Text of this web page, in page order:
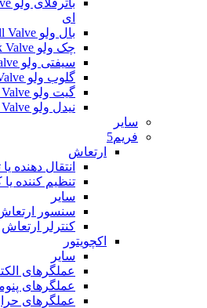
ای
بال ولو Ball Valve یا شیر توپی
چک ولو Check Valve یا شیر یک طرفه
سیفتی ولو Safety Valve یا شیر اطمینان
گلوب ولو Globe Valve یا شیر کروی
گیت ولو Gate Valve یا شیر دروازه ای
نیدل ولو Needle Valve یا شیر سوزنی
سایر
فریم5
ارتعاش
انتقال دهنده
تنظیم کننده یا
سایر
سنسور
کنترلر ارتعاش
اکچویتور
سایر
عملگرهای
عملگرهای
عملگرهای